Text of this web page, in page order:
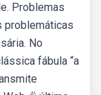
Problemas
problemáticas
No
fábula “a